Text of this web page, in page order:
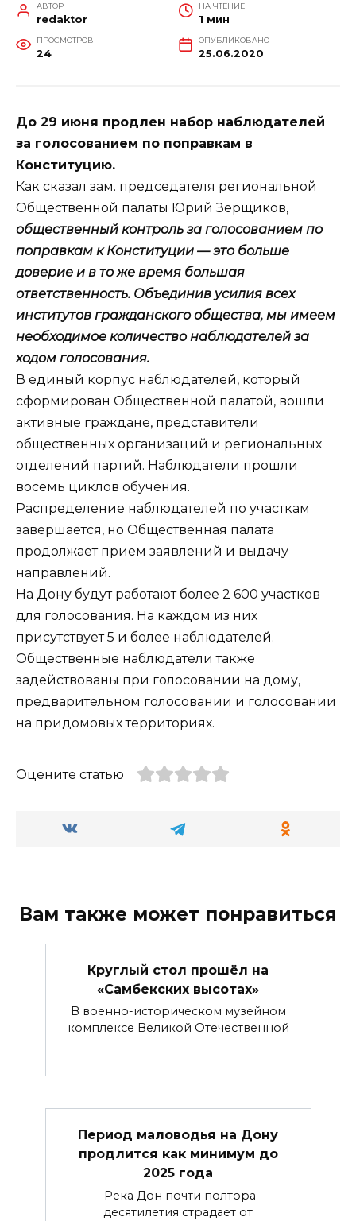
АВТОР
redaktor
НА ЧТЕНИЕ
1 мин
ПРОСМОТРОВ
24
ОПУБЛИКОВАНО
25.06.2020
До 29 июня продлен набор наблюдателей
за голосованием по поправкам в
Конституцию.
Как сказал зам. председателя региональной
Общественной палаты Юрий Зерщиков,
общественный контроль за голосованием по
поправкам к Конституции — это больше
доверие и в то же время большая
ответственность. Объединив усилия всех
институтов гражданского общества, мы имеем
необходимое количество наблюдателей за
ходом голосования.
В единый корпус наблюдателей, который
сформирован Общественной палатой, вошли
активные граждане, представители
общественных организаций и региональных
отделений партий. Наблюдатели прошли
восемь циклов обучения.
Распределение наблюдателей по участкам
завершается, но Общественная палата
продолжает прием заявлений и выдачу
направлений.
На Дону будут работают более 2 600 участков
для голосования. На каждом из них
присутствует 5 и более наблюдателей.
Общественные наблюдатели также
задействованы при голосовании на дому,
предварительном голосовании и голосовании
на придомовых территориях.
Оцените статью
Вам также может понравиться
Круглый стол прошёл на
«Самбекских высотах»
В военно-историческом музейном
комплексе Великой Отечественной
Период маловодья на Дону
продлится как минимум до
2025 года
Река Дон почти полтора
десятилетия страдает от